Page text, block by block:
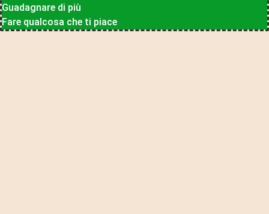
Guadagnare di più
Fare qualcosa che ti piace